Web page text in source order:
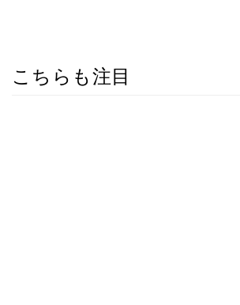
こちらも注目